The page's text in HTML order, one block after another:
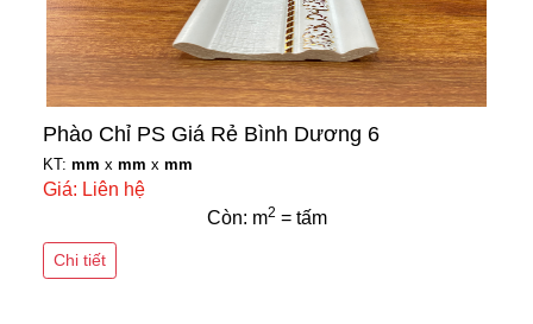
Phào Chỉ PS Giá Rẻ Bình Dương 6
KT: mm x mm x mm
Giá: Liên hệ
Còn: m2 = tấm
Chi tiết